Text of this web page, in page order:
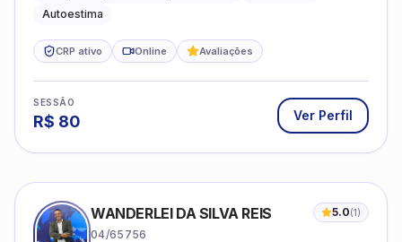
Autoestima
CRP ativo Online Avaliações
SESSÃO
R$ 80 Ver Perfil
WANDERLEI DA SILVA REIS 5.0(1)
04/65756